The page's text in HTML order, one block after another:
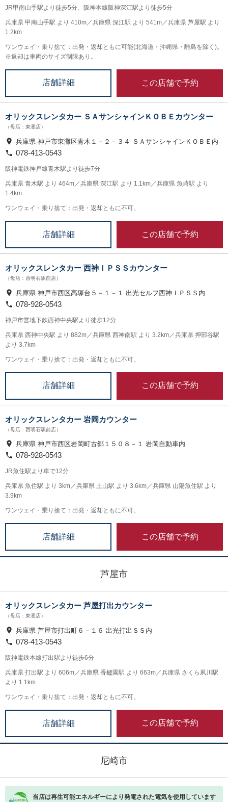
JR甲南山手駅より徒歩5分、阪神本線阪神深江駅より徒歩5分
兵庫県 甲南山手駅 より 410m／兵庫県 深江駅 より 541m／兵庫県 芦屋駅 より
1.2km
ワンウェイ・乗り捨て：出発・返却ともに可能(北海道・沖縄県・離島を除く)。
※返却は車両のサイズ制限あり。
店舗詳細 この店舗で予約
オリックスレンタカー ＳＡサンシャインＫＯＢＥカウンター
（母店：東灘店）
兵庫県 神戸市東灘区青木１－２－３４ ＳＡサンシャインＫＯＢＥ内
078-413-0543
阪神電鉄神戸線青木駅より徒歩7分
兵庫県 青木駅 より 464m／兵庫県 深江駅 より 1.1km／兵庫県 魚崎駅 より
1.4km
ワンウェイ・乗り捨て：出発・返却ともに不可。
店舗詳細 この店舗で予約
オリックスレンタカー 西神ＩＰＳＳカウンター
（母店：西明石駅前店）
兵庫県 神戸市西区高塚台５－１－１ 出光セルフ西神ＩＰＳＳ内
078-928-0543
神戸市営地下鉄西神中央駅より徒歩12分
兵庫県 西神中央駅 より 882m／兵庫県 西神南駅 より 3.2km／兵庫県 押部谷駅
より 3.7km
ワンウェイ・乗り捨て：出発・返却ともに不可。
店舗詳細 この店舗で予約
オリックスレンタカー 岩岡カウンター
（母店：西明石駅前店）
兵庫県 神戸市西区岩岡町古郷１５０８－１ 岩岡自動車内
078-928-0543
JR魚住駅より車で12分
兵庫県 魚住駅 より 3km／兵庫県 土山駅 より 3.6km／兵庫県 山陽魚住駅 より
3.9km
ワンウェイ・乗り捨て：出発・返却ともに不可。
店舗詳細 この店舗で予約
芦屋市
オリックスレンタカー 芦屋打出カウンター
（母店：東灘店）
兵庫県 芦屋市打出町６－１６ 出光打出ＳＳ内
078-413-0543
阪神電鉄本線打出駅より徒歩6分
兵庫県 打出駅 より 606m／兵庫県 香櫨園駅 より 663m／兵庫県 さくら夙川駅
より 1.1km
ワンウェイ・乗り捨て：出発・返却ともに不可。
店舗詳細 この店舗で予約
尼崎市
当店は再生可能エネルギーにより発電された電気を使用しています